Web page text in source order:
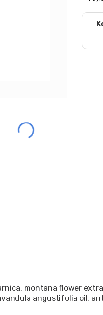
montana flower
angustifolia oil,